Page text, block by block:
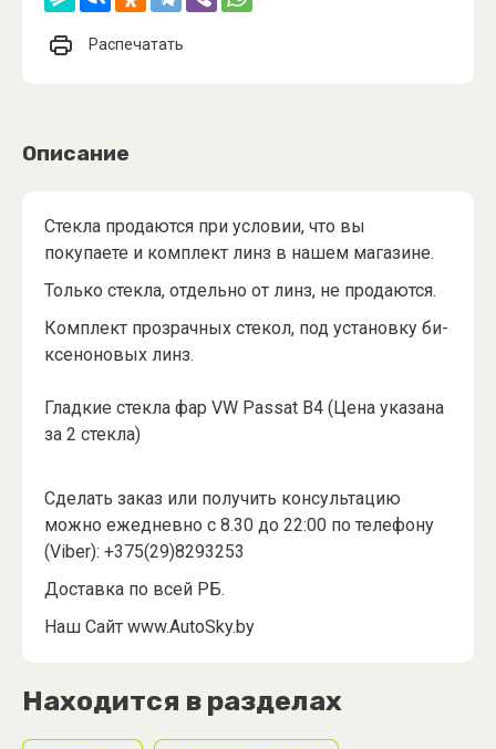
Распечатать
Описание
Стекла продаются при условии, что вы
покупаете и комплект линз в нашем магазине.
Только стекла, отдельно от линз, не продаются.
Комплект прозрачных стекол, под установку би-
ксеноновых линз.
Гладкие стекла фар VW Passat B4 (Цена указана
за 2 стекла)
Сделать заказ или получить консультацию
можно ежедневно с 8.30 до 22:00 по телефону
(Viber): +375(29)8293253
Доставка по всей РБ.
Наш Сайт www.AutoSky.by
Находится в разделах